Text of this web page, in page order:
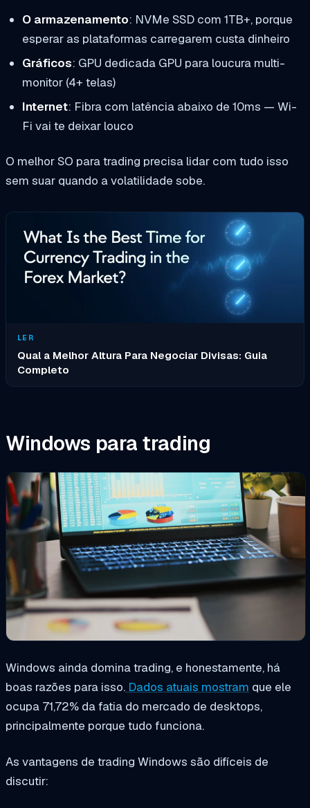
O armazenamento: NVMe SSD com 1TB+, porque
esperar as plataformas carregarem custa dinheiro
Gráficos: GPU dedicada GPU para loucura multi-
monitor (4+ telas)
Internet: Fibra com latência abaixo de 10ms — Wi-
Fi vai te deixar louco
O melhor SO para trading precisa lidar com tudo isso
sem suar quando a volatilidade sobe.
LER
Qual a Melhor Altura Para Negociar Divisas: Guia
Completo
Windows para trading
Windows ainda domina trading, e honestamente, há
boas razões para isso. Dados atuais mostram que ele
ocupa 71,72% da fatia do mercado de desktops,
principalmente porque tudo funciona.
As vantagens de trading Windows são difíceis de
discutir: